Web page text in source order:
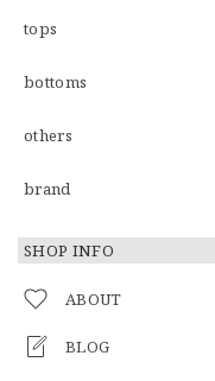
tops
bottoms
others
brand
SHOP INFO
ABOUT
BLOG